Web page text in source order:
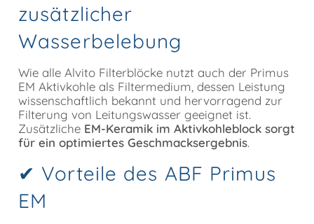
zusätzlicher
Wasserbelebung
Wie alle Alvito Filterblöcke nutzt auch der Primus
EM Aktivkohle als Filtermedium, dessen Leistung
wissenschaftlich bekannt und hervorragend zur
Filterung von Leitungswasser geeignet ist.
Zusätzliche EM-Keramik im Aktivkohleblock sorgt
für ein optimiertes Geschmacksergebnis.
✔ Vorteile des ABF Primus
EM